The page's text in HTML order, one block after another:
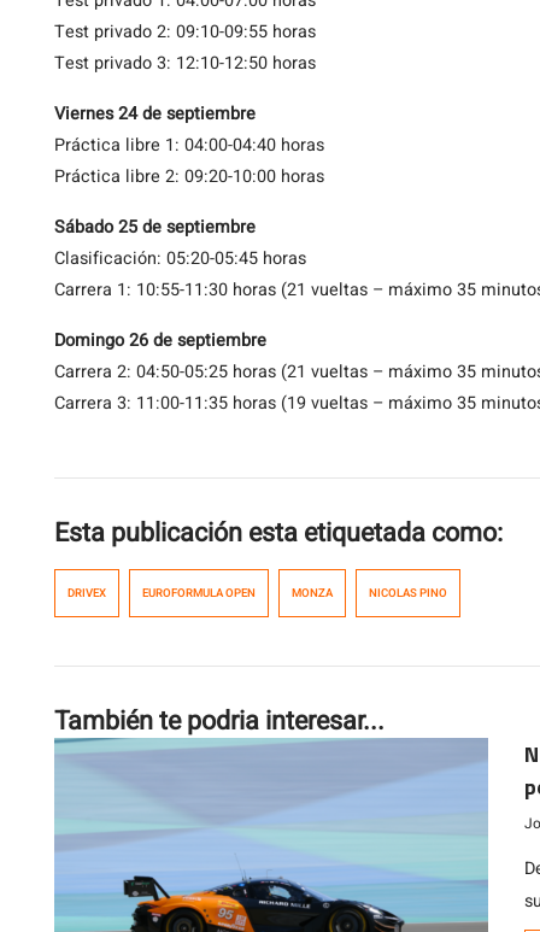
Test privado 2: 09:10-09:55 horas
Test privado 3: 12:10-12:50 horas
Viernes 24 de septiembre
Práctica libre 1: 04:00-04:40 horas
Práctica libre 2: 09:20-10:00 horas
Sábado 25 de septiembre
Clasificación: 05:20-05:45 horas
Carrera 1: 10:55-11:30 horas (21 vueltas – máximo 35
Domingo 26 de septiembre
Carrera 2: 04:50-05:25 horas (21 vueltas – máximo 35
Carrera 3: 11:00-11:35 horas (19 vueltas – máximo 35
Esta publicación esta etiquetada como:
DRIVEX EUROFORMULA OPEN MONZA NICOLAS PINO
También te podria interesar...